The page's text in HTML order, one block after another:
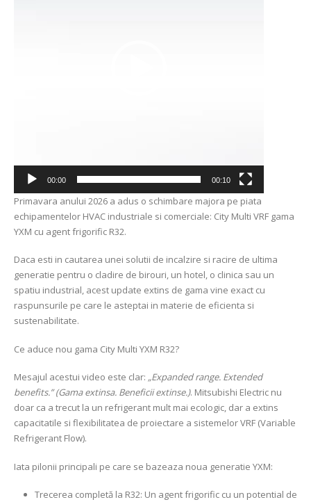
00:00 00:10
Primavara anului 2026 a adus o schimbare majora pe piata
echipamentelor HVAC industriale si comerciale: City Multi VRF gama
YXM cu agent frigorific R32.
Daca esti in cautarea unei solutii de incalzire si racire de ultima
generatie pentru o cladire de birouri, un hotel, o clinica sau un
spatiu industrial, acest update extins de gama vine exact cu
raspunsurile pe care le asteptai in materie de eficienta si
sustenabilitate.
Ce aduce nou gama City Multi YXM R32?
Mesajul acestui video este clar: „Expanded range. Extended
benefits.” (Gama extinsa. Beneficii extinse.). Mitsubishi Electric nu
doar ca a trecut la un refrigerant mult mai ecologic, dar a extins
capacitatile si flexibilitatea de proiectare a sistemelor VRF (Variable
Refrigerant Flow).
Iata pilonii principali pe care se bazeaza noua generatie YXM:
Trecerea completă la R32: Un agent frigorific cu un potential de